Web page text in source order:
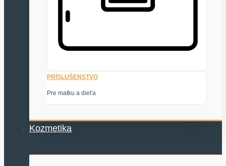
PRÍSLUŠENSTVO
Pre matku a dieťa
Kozmetika